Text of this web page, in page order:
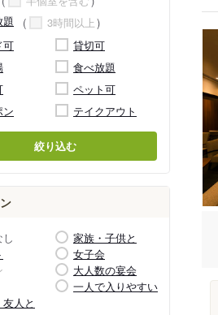
題
3時間以上
可
貸切可
食べ放題
ペット可
ン
テイクアウト
絞り込む
家族・子供と
女子会
大人数の宴会
一人で入りやすい
人と